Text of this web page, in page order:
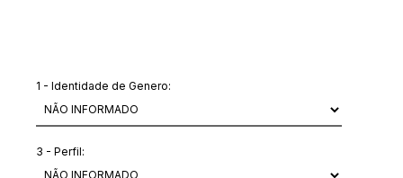
1 - Identidade de Genero:
3 - Perfil: